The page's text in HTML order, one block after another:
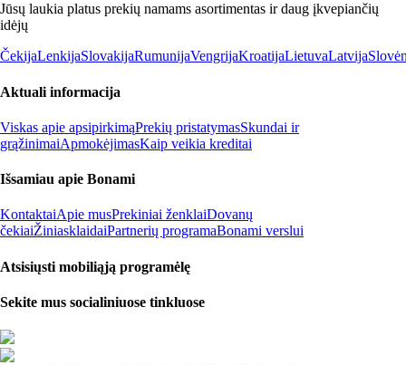
Jūsų laukia platus prekių namams asortimentas ir daug įkvepiančių
idėjų
ČekijaLenkijaSlovakijaRumunijaVengrijaKroatijaLietuvaLatvija
Aktuali informacija
Viskas apie apsipirkimąPrekių pristatymasSkundai ir
grąžinimaiApmokėjimasKaip veikia kreditai
Išsamiau apie Bonami
KontaktaiApie musPrekiniai ženklaiDovanų
čekiaiŽiniasklaidaiPartnerių programaBonami verslui
Atsisiųsti mobiliąją programėlę
Sekite mus socialiniuose tinkluose